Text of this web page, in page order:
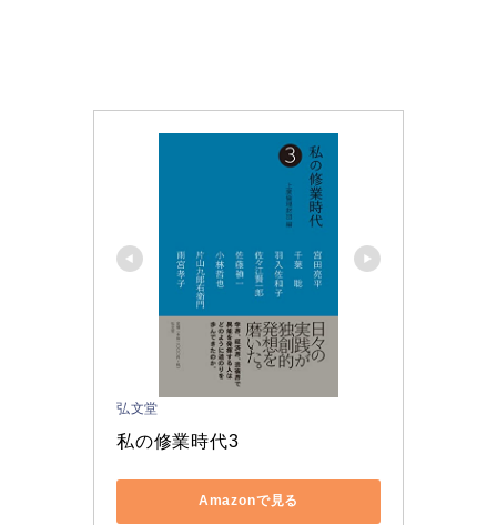
弘文堂
私の修業時代3
Amazonで見る